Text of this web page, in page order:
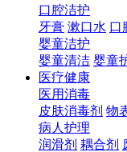
口腔洁护
牙膏 漱口水 口
婴童洁护
婴童清洁 婴童
医疗健康
医用消毒
皮肤消毒剂 物
病人护理
润滑剂 耦合剂